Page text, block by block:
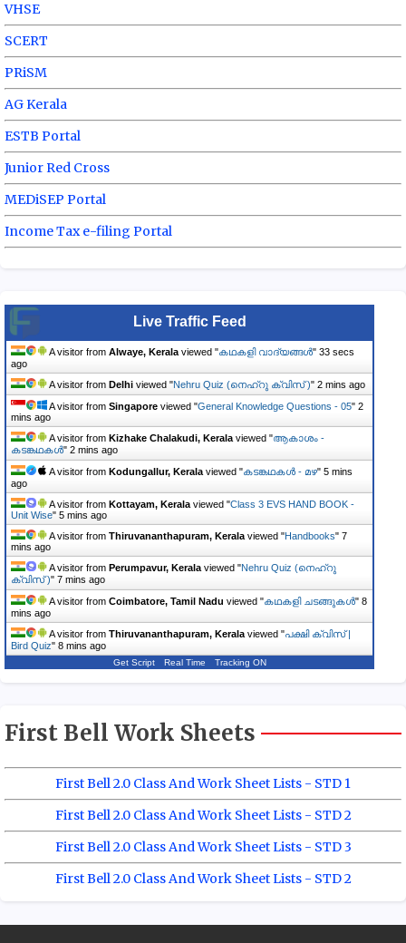
VHSE
SCERT
PRiSM
AG Kerala
ESTB Portal
Junior Red Cross
MEDiSEP Portal
Income Tax e-filing Portal
Live Traffic Feed
A visitor from Alwaye, Kerala viewed "കഥകളി വാദ്യങ്ങൾ" 34 secs
ago
A visitor from Delhi viewed "Nehru Quiz (നെഹ്‌റു ക്വിസ് )" 2 mins ago
A visitor from Singapore viewed "General Knowledge Questions - 05" 2
mins ago
A visitor from Kizhake Chalakudi, Kerala viewed "ആകാശം -
കടങ്കഥകൾ" 2 mins ago
A visitor from Kodungallur, Kerala viewed "കടങ്കഥകൾ - മഴ" 5 mins
ago
A visitor from Kottayam, Kerala viewed "Class 3 EVS HAND BOOK -
Unit Wise" 5 mins ago
A visitor from Thiruvananthapuram, Kerala viewed "Handbooks" 7
mins ago
A visitor from Perumpavur, Kerala viewed "Nehru Quiz (നെഹ്‌റു
ക്വിസ് )" 7 mins ago
A visitor from Coimbatore, Tamil Nadu viewed "കഥകളി ചടങ്ങുകൾ" 8
mins ago
A visitor from Thiruvananthapuram, Kerala viewed "പക്ഷി ക്വിസ് |
Bird Quiz" 8 mins ago
Get Script Real Time Tracking ON
First Bell Work Sheets
First Bell 2.0 Class And Work Sheet Lists - STD 1
First Bell 2.0 Class And Work Sheet Lists - STD 2
First Bell 2.0 Class And Work Sheet Lists - STD 3
First Bell 2.0 Class And Work Sheet Lists - STD 2